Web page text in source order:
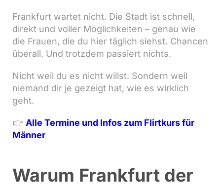
Frankfurt wartet nicht. Die Stadt ist schnell,
direkt und voller Möglichkeiten – genau wie
die Frauen, die du hier täglich siehst. Chancen
überall. Und trotzdem passiert nichts.
Nicht weil du es nicht willst. Sondern weil
niemand dir je gezeigt hat, wie es wirklich
geht.
👉 Alle Termine und Infos zum Flirtkurs für
Männer
Warum Frankfurt der